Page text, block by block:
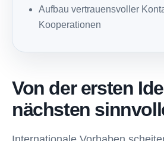
Aufbau vertrauensvoller
Kooperationen
Von der ersten
nächsten